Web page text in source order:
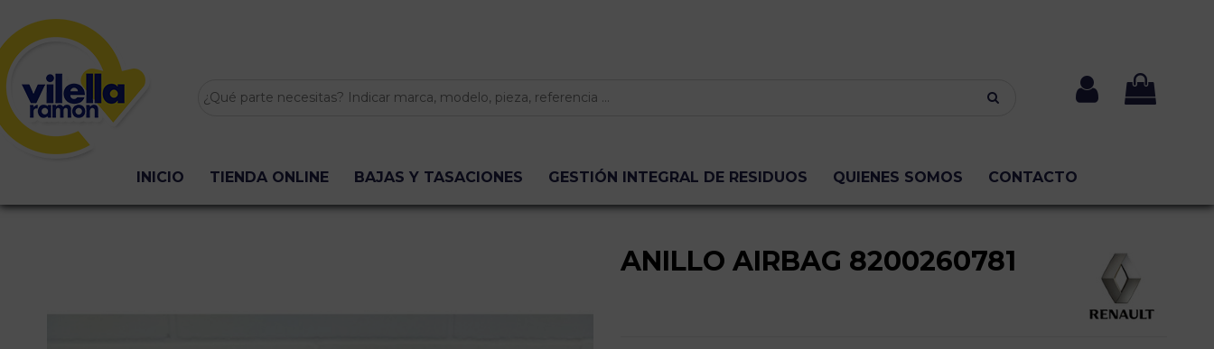
INICIO TIENDA ONLINE BAJAS Y TASACIONES GESTIÓN INTEGRAL DE RESIDUOS QUIENES SOMOS CONTACTO
ANILLO AIRBAG 8200260781